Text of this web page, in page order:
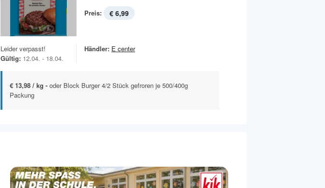
Preis: € 6,99
Leider verpasst!
Gültig: 12.04. - 18.04.
Händler: E center
€ 13,98 / kg - oder Block Burger 4/2 Stück gefroren je 500/400g
Packung